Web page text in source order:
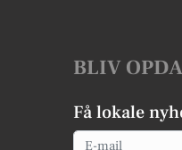
BLIV
Få lokale
Email